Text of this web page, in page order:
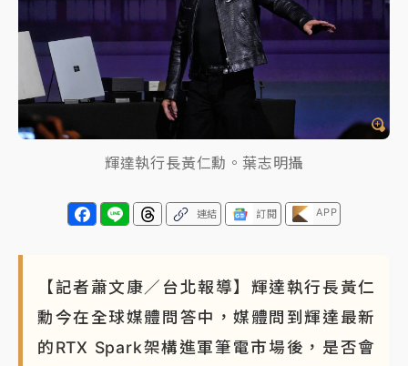
故宮《龍藏經》特展第2檔！今線上預約開賣一度塞車
周六起展出延長至晚上7時
台東農業處長涉圖利渡假村！東檢抗告成功 今重開羈
押庭
父親節泡湯了！中颱白海豚雨彈轟3天 「紅到發紫」降
輝達執行長黃仁勳。葉志明攝
連結 訂閱 APP
【記者蕭文康／台北報導】輝達執行長黃仁
勳今在全球媒體問答中，媒體問到輝達最新
的RTX Spark架構進軍筆電市場後，是否會